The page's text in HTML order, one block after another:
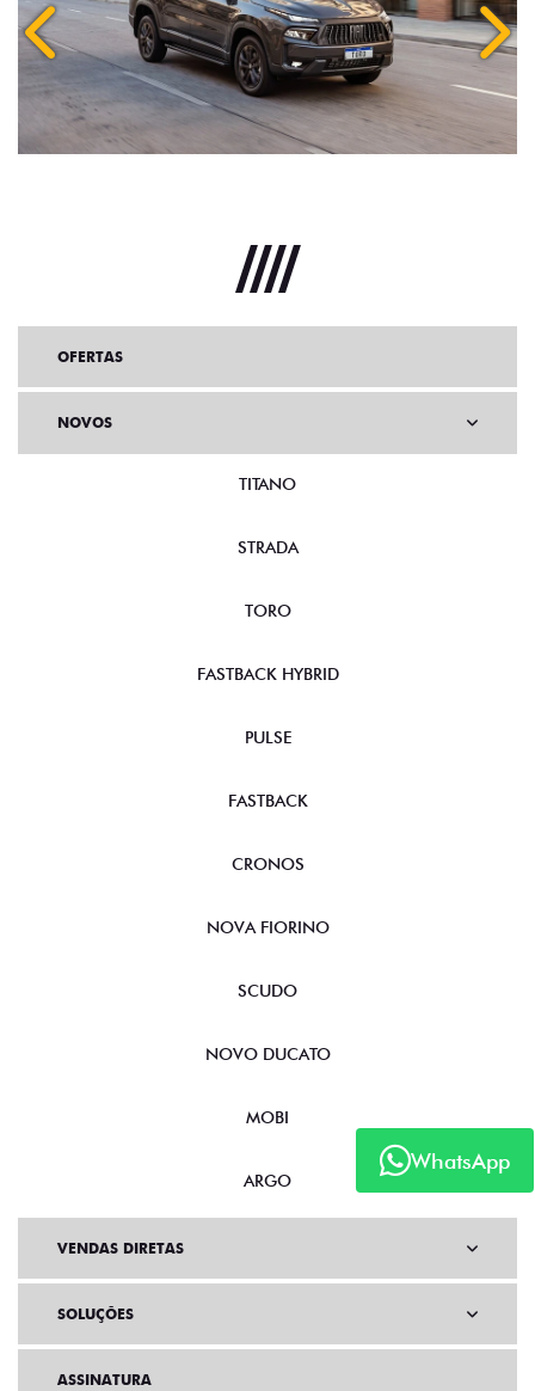
WhatsApp
OFERTAS
NOVOS
TITANO
STRADA
TORO
FASTBACK HYBRID
PULSE
FASTBACK
CRONOS
NOVA FIORINO
SCUDO
NOVO DUCATO
MOBI
ARGO
VENDAS DIRETAS
SOLUÇÕES
ASSINATURA